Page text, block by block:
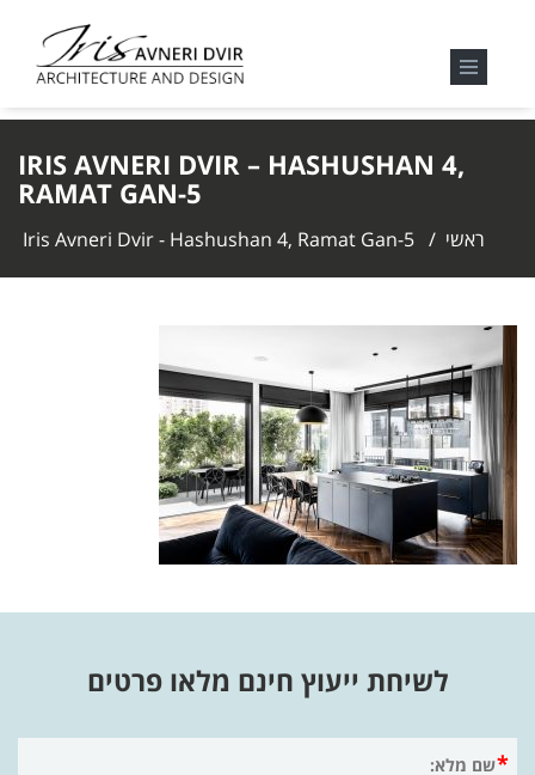
IRIS AVNERI DVIR – HASHUSHAN 4,
RAMAT GAN-5
ראשי /
Iris Avneri Dvir - Hashushan 4, Ramat Gan-5
לשיחת ייעוץ חינם מלאו פרטים